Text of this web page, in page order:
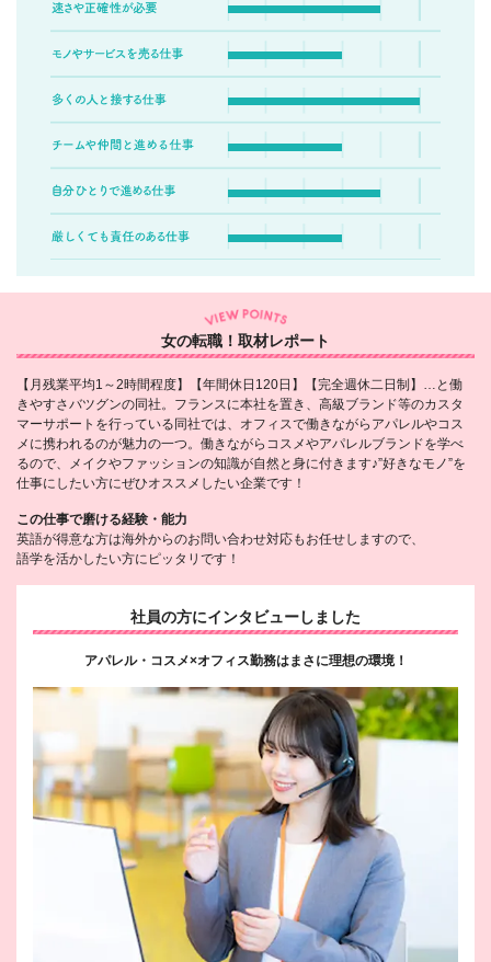
女の転職！取材レポート
【月残業平均1～2時間程度】【年間休日120日】【完全週休二日制】…と働
きやすさバツグンの同社。フランスに本社を置き、高級ブランド等のカスタ
マーサポートを行っている同社では、オフィスで働きながらアパレルやコス
メに携われるのが魅力の一つ。働きながらコスメやアパレルブランドを学べ
るので、メイクやファッションの知識が自然と身に付きます♪”好きなモノ”を
仕事にしたい方にぜひオススメしたい企業です！
この仕事で磨ける経験・能力
英語が得意な方は海外からのお問い合わせ対応もお任せしますので、
語学を活かしたい方にピッタリです！
社員の方にインタビューしました
アパレル・コスメ×オフィス勤務はまさに理想の環境！